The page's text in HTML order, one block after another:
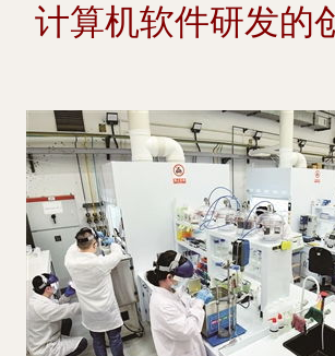
计算机软件研发的